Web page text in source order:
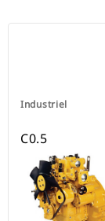
Industriel
C0.5